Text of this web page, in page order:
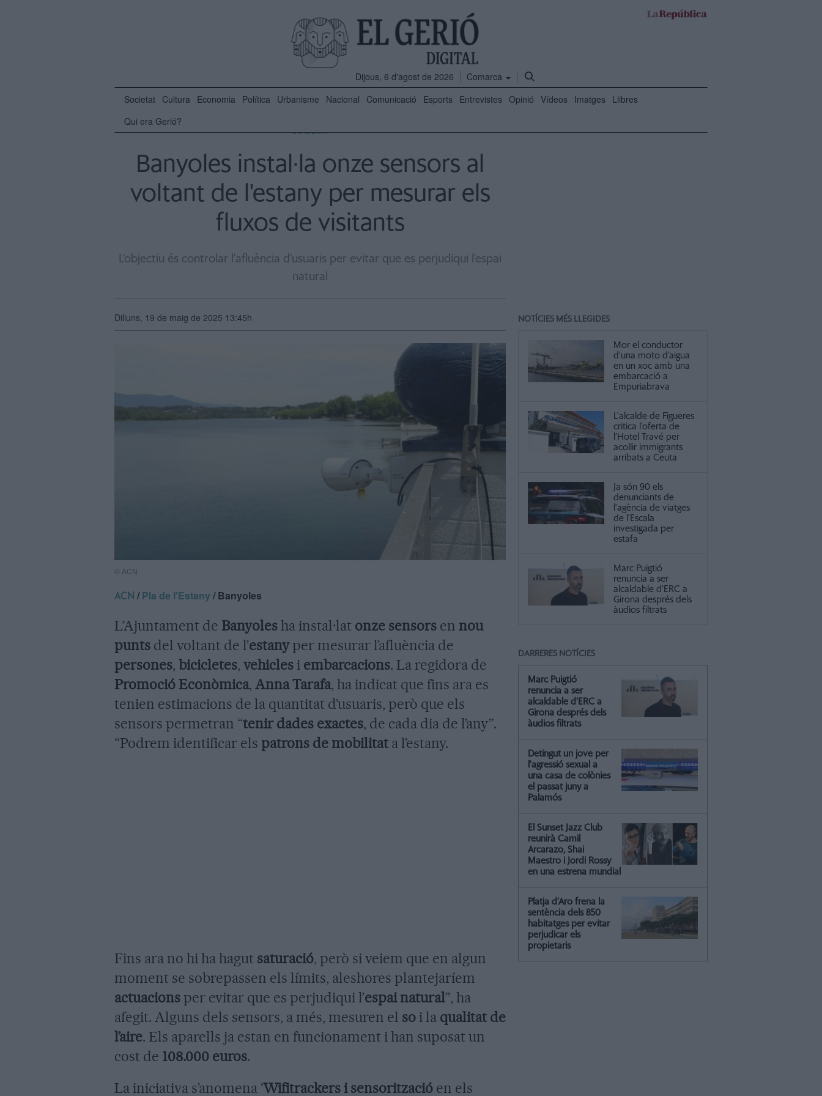
Dijous, 6 d'agost de 2026
Comarca
Societat Cultura Economia Política Urbanisme Nacional Comunicació Esports Entrevistes Opinió Vídeos Imatges Llibres
Qui era Gerió?
SOCIETAT
Banyoles instal·la onze sensors al
voltant de l'estany per mesurar els
fluxos de visitants
L'objectiu és controlar l'afluència d'usuaris per evitar que es perjudiqui l'espai
natural
Dilluns, 19 de maig de 2025 13:45h
© ACN
ACN /Pla de l'Estany / Banyoles
L’Ajuntament de Banyoles ha instal·lat onze sensors en nou
punts del voltant de l’estanyper mesurar l’afluència de
persones, bicicletes, vehicles i embarcacions. La regidora de
Promoció Econòmica, Anna Tarafa, ha indicat que fins ara es
tenien estimacions de la quantitat d’usuaris, però que els
sensors permetran “tenir dades exactes, de cada dia de l’any”.
“Podrem identificar els patrons de mobilitata l’estany.
Fins ara no hi ha hagut saturació, però si veiem que en algun
moment se sobrepassen els límits, aleshores plantejaríem
actuacions per evitar que es perjudiqui l’espai natural”, ha
afegit. Alguns dels sensors, a més, mesuren el so i la qualitat de
l’aire. Els aparells ja estan en funcionament i han suposat un
cost de 108.000 euros.
La iniciativa s’anomena ‘Wifitrackers i sensorització en els
NOTÍCIES MÉS LLEGIDES
Mor el conductor
d’una moto d’aigua
en un xoc amb una
embarcació a
Empuriabrava
L'alcalde de Figueres
critica l’oferta de
l’Hotel Travé per
acollir immigrants
arribats a Ceuta
Ja són 90 els
denunciants de
l'agència de viatges
de l'Escala
investigada per
estafa
Marc Puigtió
renuncia a ser
alcaldable d’ERC a
Girona després dels
àudios filtrats
DARRERES NOTÍCIES
Marc Puigtió
renuncia a ser
alcaldable d’ERC a
Girona després dels
àudios filtrats
Detingut un jove per
l'agressió sexual a
una casa de colònies
el passat juny a
Palamós
El Sunset Jazz Club
reunirà Camil
Arcarazo, Shai
Maestro i Jordi Rossy
en una estrena mundial
Platja d’Aro frena la
sentència dels 850
habitatges per evitar
perjudicar els
propietaris